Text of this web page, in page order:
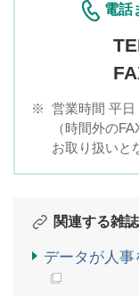
電話
※ 営業時間 平日
（時間外の
お取り扱いと
関連する雑
データが人事